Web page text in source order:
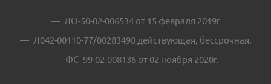
ЛО-50-02-006534 от 15 февраля 2019г
Л042-00110-77/00283498 действующая, бессрочная.
ФС -99-02-008136 от 02 ноября 2020г.